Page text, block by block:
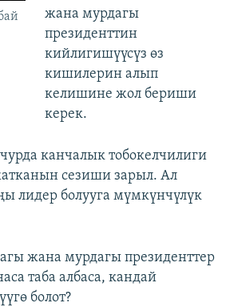
жана мурдагы
президенттин
кийлигишүүсүз өз
кишилерин алып
келишине жол бериши
керек.
канчалык тобокелчилиги
сезиши зарыл. Ал
лидер болууга мүмкүнчүлүк
жана мурдагы президенттер
таба албаса, кандай
болот?